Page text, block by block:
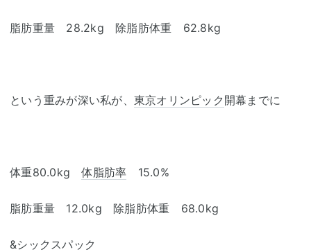
脂肪重量 28.2kg 除脂肪体重 62.8kg
という重みが深い私が、 東京オリンピック 開幕までに
体重80.0kg体脂肪率 15.0%
脂肪重量 12.0kg 除脂肪体重 68.0kg
&シックスパック